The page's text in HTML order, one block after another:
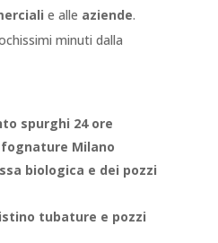
e alle aziende.
minuti dalla
spurghi 24 ore
Milano
biologica e dei pozzi
tubature e pozzi